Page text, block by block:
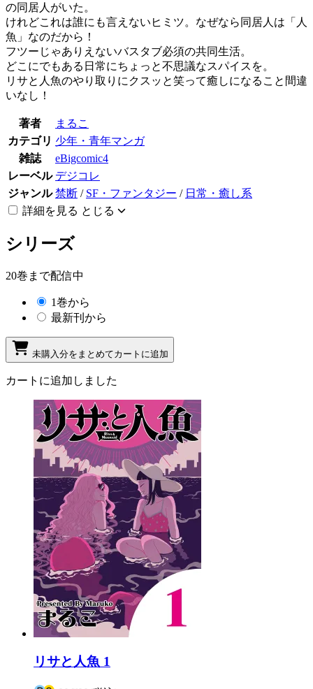
の同居人がいた。
けれどこれは誰にも言えないヒミツ。なぜなら同居人は「人
魚」なのだから！
フツーじゃありえないバスタブ必須の共同生活。
どこにでもある日常にちょっと不思議なスパイスを。
リサと人魚のやり取りにクスッと笑って癒しになること間違
いなし！
著者
まるこ
カテゴリ 少年・青年マンガ
雑誌
eBigcomic4
レーベル デジコレ
ジャンル 禁断 / SF・ファンタジー / 日常・癒し系
詳細を見る とじる
シリーズ
20巻まで配信中
1巻から
最新刊から
未購入分をまとめてカートに追加
カートに追加しました
リサと人魚 1